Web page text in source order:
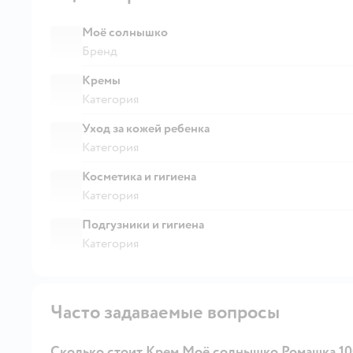
Моё солнышко
Бренд
Кремы
Категория
Уход за кожей ребенка
Категория
Косметика и гигиена
Категория
Подгузники и гигиена
Категория
Часто задаваемые вопросы